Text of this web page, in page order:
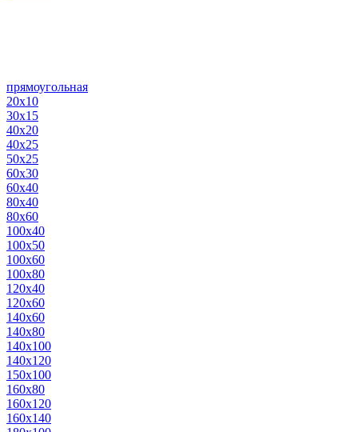
прямоугольная
20х10
30х15
40х20
40х25
50х25
60х30
60х40
80х40
80х60
100х40
100х50
100х60
100х80
120х40
120х60
140х60
140х80
140х100
140х120
150х100
160х80
160х120
160х140